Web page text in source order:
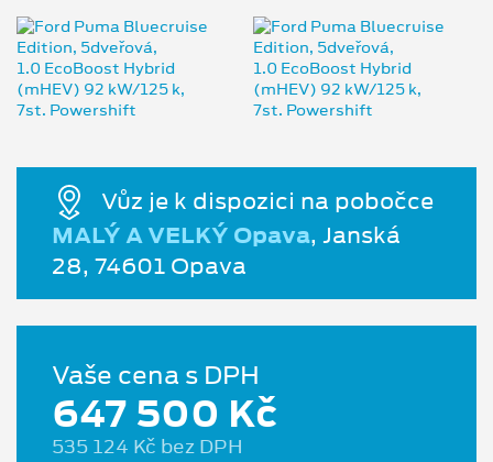
Vůz je k dispozici na pobočce
MALÝ A VELKÝ Opava, Janská
28, 74601 Opava
Vaše cena s DPH
647 500 Kč
535 124 Kč bez DPH